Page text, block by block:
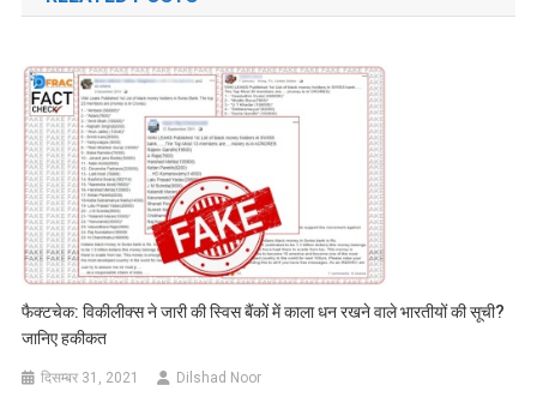
फैक्टचेक: विकीलीक्स ने जारी की स्विस बैंकों में काला धन रखने वाले भारतीयों की सूची?
जानिए हकीकत
दिसम्बर 31, 2021 Dilshad Noor